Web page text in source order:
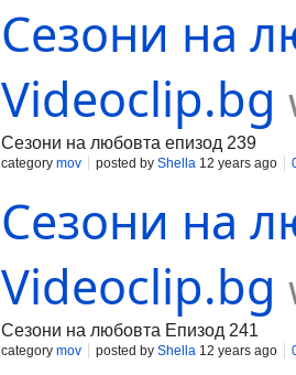
Сезони на
Videoclip.bg
Сезони на любовта епизод 239
category mov posted by Shella 12 years ago
Сезони на
Videoclip.bg
Сезони на любовта Епизод 241
category mov posted by Shella 12 years ago